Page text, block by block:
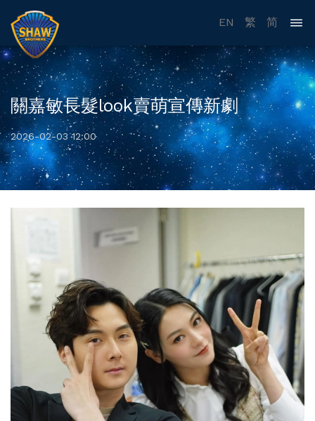
EN 繁 简
關嘉敏長髮look賣萌宣傳新劇
2026-02-03 12:00